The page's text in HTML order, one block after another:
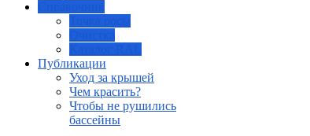
Публикации
Уход за крышей
Чем красить?
Чтобы не рушились
бассейны